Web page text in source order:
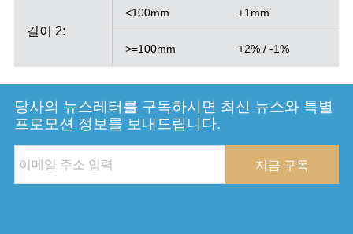
길이 2:
<100mm ±1mm
>=100mm +2% / -1%
당사의 뉴스레터를 구독하시면 최신 뉴스와 특별
프로모션 정보를 보내드립니다.
지금 구독